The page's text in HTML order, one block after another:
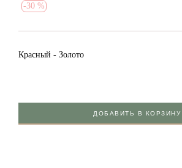
-30 %
Красный - Золото
ДОБАВИТЬ В КОРЗИНУ